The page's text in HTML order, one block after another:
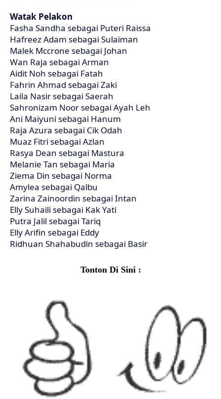
Watak Pelakon
Fasha Sandha sebagai Puteri Raissa
Hafreez Adam sebagai Sulaiman
Malek Mccrone sebagai Johan
Wan Raja sebagai Arman
Aidit Noh sebagai Fatah
Fahrin Ahmad sebagai Zaki
Laila Nasir sebagai Saerah
Sahronizam Noor sebagai Ayah Leh
Ani Maiyuni sebagai Hanum
Raja Azura sebagai Cik Odah
Muaz Fitri sebagai Azlan
Rasya Dean sebagai Mastura
Melanie Tan sebagai Maria
Ziema Din sebagai Norma
Amylea sebagai Qalbu
Zarina Zainoordin sebagai Intan
Elly Suhaili sebagai Kak Yati
Putra Jalil sebagai Tariq
Elly Arifin sebagai Eddy
Ridhuan Shahabudin sebagai Basir
Tonton Di Sini :